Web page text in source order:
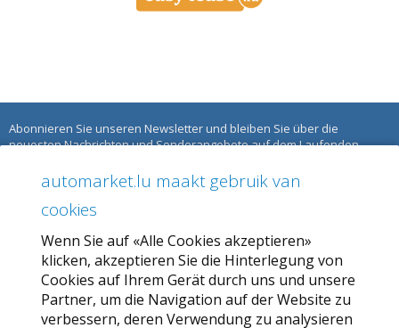
automarket.lu maakt gebruik van
cookies
Wenn Sie auf «Alle Cookies akzeptieren»
klicken, akzeptieren Sie die Hinterlegung von
Cookies auf Ihrem Gerät durch uns und unsere
Partner, um die Navigation auf der Website zu
verbessern, deren Verwendung zu analysieren
Abonnieren Sie unseren Newsletter und bleiben Sie über die
neuesten Nachrichten und Sonderangebote auf dem Laufenden.
ÜBER AUTOMARKET
Über uns
Unser Angebot
Allgemeine Geschäftsbedingungen
Datenschutzbestimmungen